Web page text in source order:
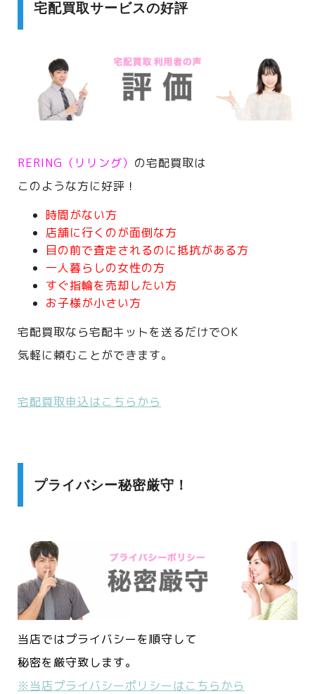
宅配買取サービスの好評
RERING（リリング） の宅配買取は
このような方に好評！
時間がない方
店舗に行くのが面倒な方
目の前で査定されるのに抵抗がある方
一人暮らしの女性の方
すぐ指輪を売却したい方
お子様が小さい方
宅配買取なら宅配キットを送るだけでOK
気軽に頼むことができます。
宅配買取申込はこちらから
プライバシー秘密厳守！
当店ではプライバシーを順守して
秘密を厳守致します。
※当店プライバシーポリシーはこちらから